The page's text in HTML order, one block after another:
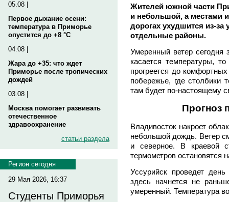
05.08 |
Первое дыхание осени:
температура в Приморье
опустится до +8 °C
04.08 |
Жара до +35: что ждет
Приморье после тропических
дождей
03.08 |
Москва помогает развивать
отечественное
здравоохранение
статьи раздела
Регион сегодня
29 Мая 2026, 16:37
Студенты Приморья
Жителей южной части
и небольшой, а местами
дорогах ухудшится из-за
отдельные районы.
Умеренный ветер сегодня
касается температуры,
прогреется до
побережье, где столбики
там будет по-настоящему
Прогноз
Владивосток накроет
небольшой дождь. Ветер
и северное. В краевой
термометров остановятся
Уссурийск проведет
здесь начнется не
умеренный. Температура